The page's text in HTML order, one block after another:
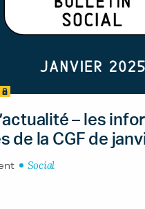
– les
de la CGF de
Social